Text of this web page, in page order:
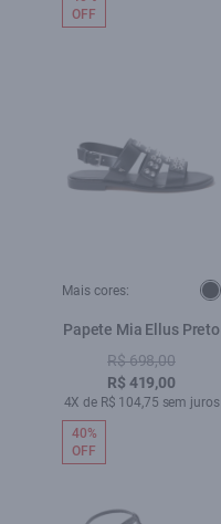
Mais cores:
Papete Mia Ellus Preto
R$ 698,00
R$ 419,00
4X de R$ 104,75 sem juros
OFF
40%
OFF